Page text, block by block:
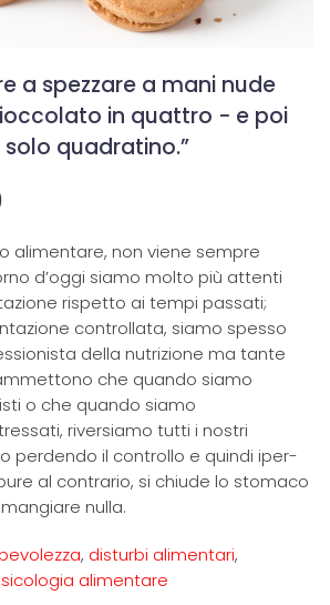
a spezzare a mani nude
in quattro − e poi
quadratino.”
alimentare, non viene sempre
d’oggi siamo molto più attenti
rispetto ai tempi passati;
controllata, siamo spesso
della nutrizione ma tante
che quando siamo
o che quando siamo
riversiamo tutti i nostri
perdendo il controllo e quindi iper-
al contrario, si chiude lo stomaco
nulla.
, disturbi alimentari,
alimentare